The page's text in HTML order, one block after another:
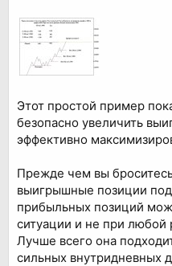
Этот простой пример
безопасно увеличить
эффективно
Прежде чем вы
выигрышные позиции
прибыльных позиций
ситуации и не при
Лучше всего она
сильных внутридневных